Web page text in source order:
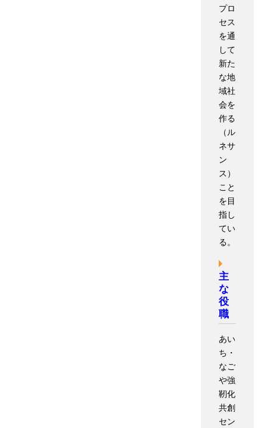
プロ
セス
を通
して
新た
な地
域社
会を
作る
（ル
ネサ
ン
ス）
こと
を目
指し
てい
る。
主
な
役
職
あい
ち・
なご
や強
靭化
共創
セン